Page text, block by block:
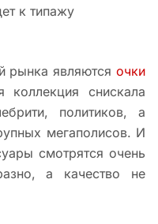
к типажу
рынка являются очки
коллекция снискала
политиков, а
мегаполисов. И
смотрятся очень
а качество не